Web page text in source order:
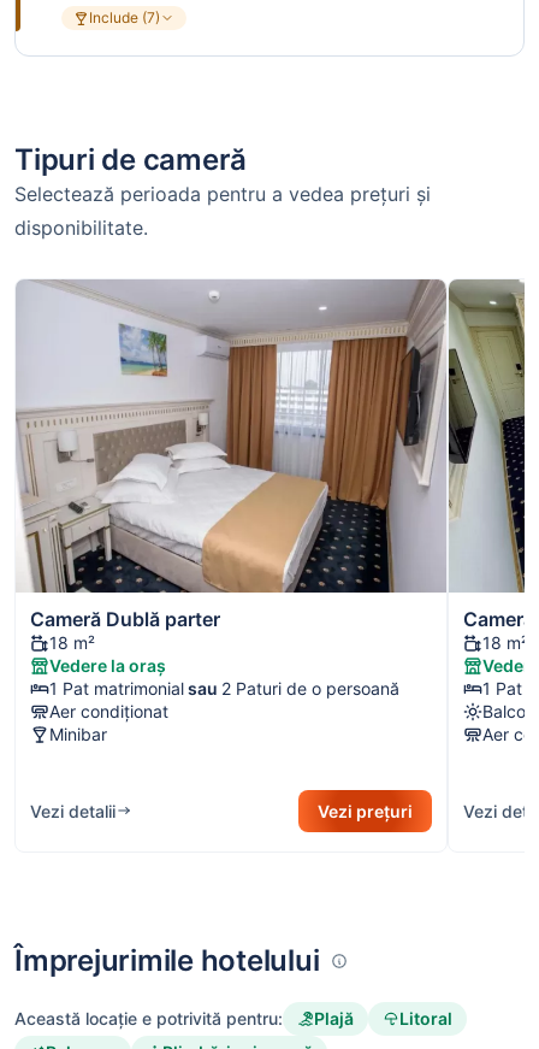
Include (7)
Tipuri de cameră
Selectează perioada pentru a vedea prețuri și
disponibilitate.
Cameră Dublă parter
18 m²
Vedere la oraș
1 Pat matrimonialsau 2 Paturi de o persoană
Aer condiționat
Minibar
Vezi detalii Vezi prețuri
18 m²
1 Pat
Balcon
Aer
Vezi
Împrejurimile hotelului
Această locație e potrivită pentru: Plajă
Litoral